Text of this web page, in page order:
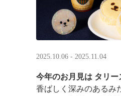
2025.10.06 - 2025.11.04
今年のお月見は タリ
香ばしく深みのあるみ